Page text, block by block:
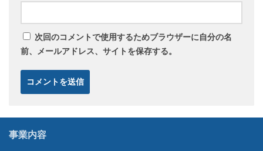
次回のコメントで使用するためブラウザーに自分の名
前、メールアドレス、サイトを保存する。
事業内容